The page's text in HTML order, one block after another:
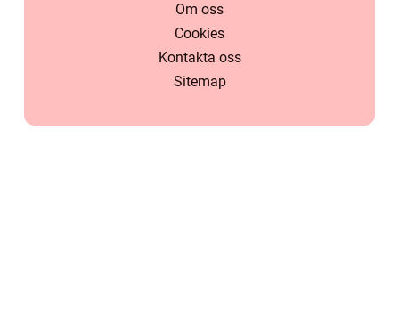
Om oss
Cookies
Kontakta oss
Sitemap